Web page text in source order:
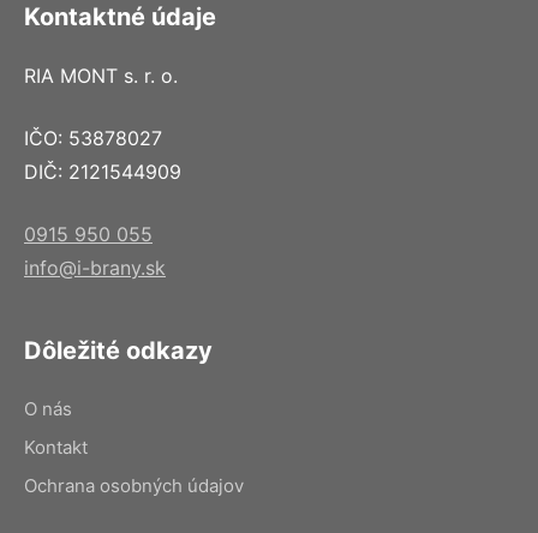
Kontaktné údaje
RIA MONT s. r. o.
IČO: 53878027
DIČ: 2121544909
0915 950 055
info@i-brany.sk
Dôležité odkazy
O nás
Kontakt
Ochrana osobných údajov